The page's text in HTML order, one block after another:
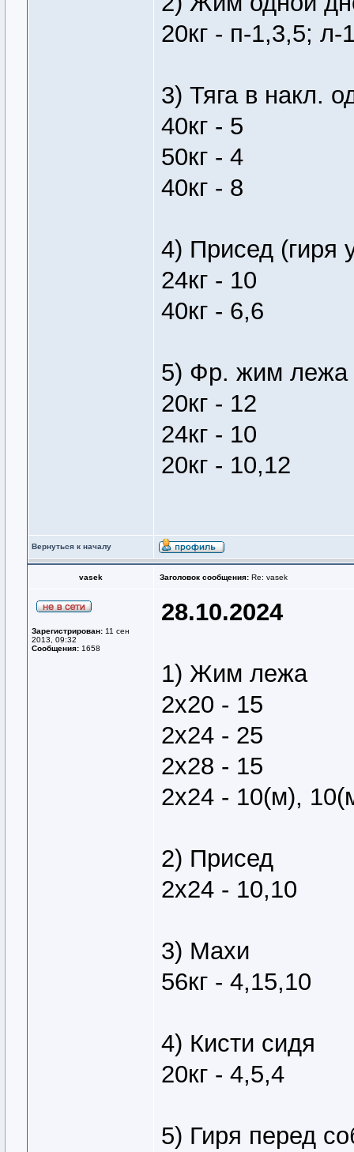
20кг - п-1,3,5; л-
3) Тяга в накл.
40кг - 5
50кг - 4
40кг - 8
4) Присед (гиря
24кг - 10
40кг - 6,6
5) Фр. жим лежа
20кг - 12
24кг - 10
20кг - 10,12
Вернуться к началу
vasek Заголовок сообщения: Re: vasek
Зарегистрирован: 11 сен
2013, 09:32
Сообщения: 1658
28.10.2024
1) Жим лежа
2х20 - 15
2х24 - 25
2х28 - 15
2х24 - 10(м),
2) Присед
2х24 - 10,10
3) Махи
56кг - 4,15,10
4) Кисти сидя
20кг - 4,5,4
5) Гиря перед